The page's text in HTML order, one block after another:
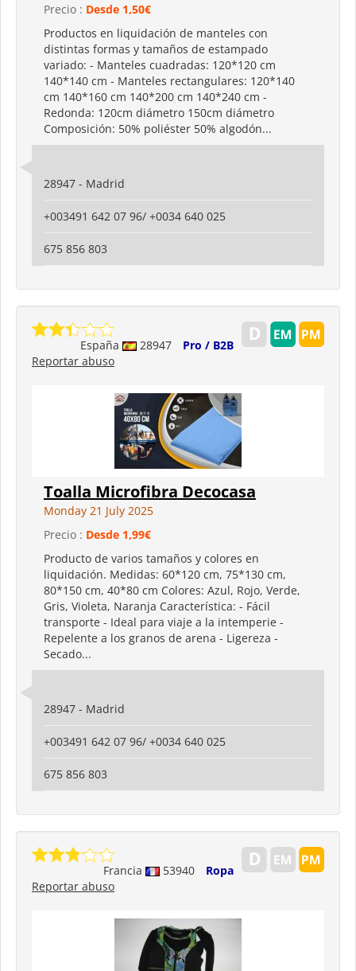
Precio : Desde 1,50€
Productos en liquidación de manteles con
distintas formas y tamaños de estampado
variado: - Manteles cuadradas: 120*120 cm
140*140 cm - Manteles rectangulares: 120*140
cm 140*160 cm 140*200 cm 140*240 cm -
Redonda: 120cm diámetro 150cm diámetro
Composición: 50% poliéster 50% algodón...
28947 - Madrid
+003491 642 07 96/ +0034 640 025
675 856 803
España 28947
Pro / B2B
Reportar abuso
Toalla Microfibra Decocasa
Monday 21 July 2025
Precio : Desde 1,99€
Producto de varios tamaños y colores en
liquidación. Medidas: 60*120 cm, 75*130 cm,
80*150 cm, 40*80 cm Colores: Azul, Rojo, Verde,
Gris, Violeta, Naranja Característica: - Fácil
transporte - Ideal para viaje a la intemperie -
Repelente a los granos de arena - Ligereza -
Secado...
28947 - Madrid
+003491 642 07 96/ +0034 640 025
675 856 803
Francia 53940
Ropa
Reportar abuso